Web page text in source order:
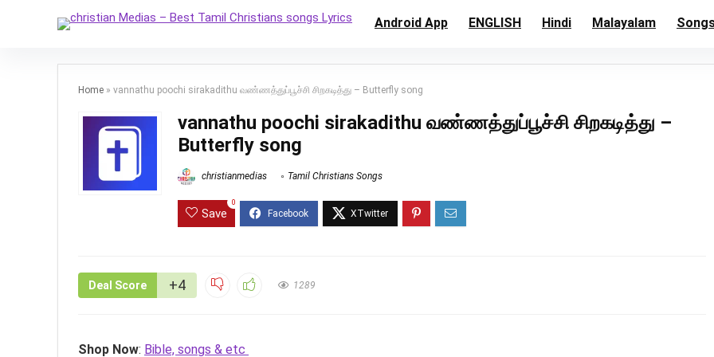
Android App ENGLISH Hindi Malayalam
Home » vannathu poochi sirakadithu வண்ணத்துப்பூச்சி சிறகடித்து – Butterfly song
vannathu poochi sirakadithu வண்ணத்துப்பூச்சி சிறகடித்து –
Butterfly song
christianmedias Tamil Christians Songs
Save
0
Deal Score +4 1289
Shop Now: Bible, songs & etc